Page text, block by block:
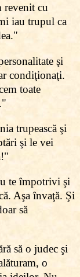
revenit cu
iau trupul ca
şi
condiţionaţi.
toate
trupească şi
şi le vei
te împotrivi şi
Aşa învaţă. Şi
să
să o judec şi
o